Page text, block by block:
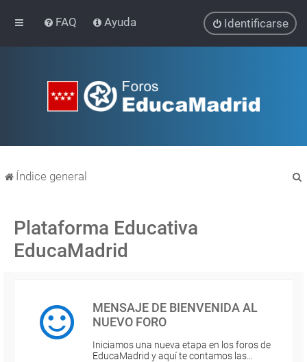
FAQ Ayuda Identificarse
Índice general
Plataforma Educativa
EducaMadrid
MENSAJE DE BIENVENIDA AL
NUEVO FORO
Iniciamos una nueva etapa en los foros de
EducaMadrid y aquí te contamos las…